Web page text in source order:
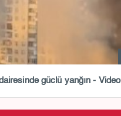
güclü yanğın - Video